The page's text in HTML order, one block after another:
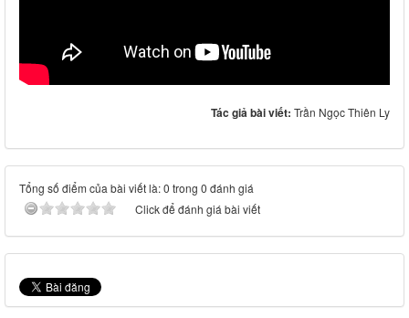
Tác giả bài viết: Trần Ngọc Thiên Ly
Tổng số điểm của bài viết là: 0 trong 0 đánh giá
Click để đánh giá bài viết